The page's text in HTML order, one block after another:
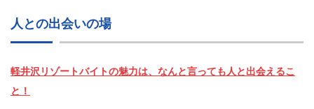
人との出会いの場
軽井沢リゾートバイトの魅力は、なんと言っても人と出会えるこ
と！